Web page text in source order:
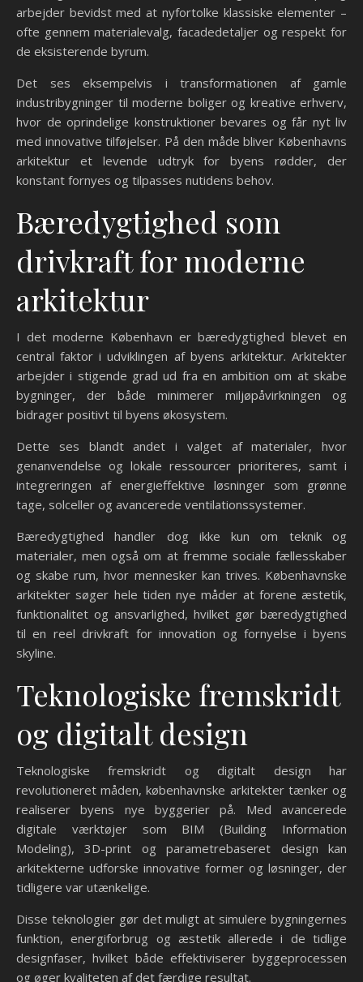
arbejder bevidst med at nyfortolke klassiske elementer –
ofte gennem materialevalg, facadedetaljer og respekt for
de eksisterende byrum.
Det ses eksempelvis i transformationen af gamle
industribygninger til moderne boliger og kreative erhverv,
hvor de oprindelige konstruktioner bevares og får nyt liv
med innovative tilføjelser. På den måde bliver Københavns
arkitektur et levende udtryk for byens rødder, der
konstant fornyes og tilpasses nutidens behov.
Bæredygtighed som
drivkraft for moderne
arkitektur
I det moderne København er bæredygtighed blevet en
central faktor i udviklingen af byens arkitektur. Arkitekter
arbejder i stigende grad ud fra en ambition om at skabe
bygninger, der både minimerer miljøpåvirkningen og
bidrager positivt til byens økosystem.
Dette ses blandt andet i valget af materialer, hvor
genanvendelse og lokale ressourcer prioriteres, samt i
integreringen af energieffektive løsninger som grønne
tage, solceller og avancerede ventilationssystemer.
Bæredygtighed handler dog ikke kun om teknik og
materialer, men også om at fremme sociale fællesskaber
og skabe rum, hvor mennesker kan trives. Københavnske
arkitekter søger hele tiden nye måder at forene æstetik,
funktionalitet og ansvarlighed, hvilket gør bæredygtighed
til en reel drivkraft for innovation og fornyelse i byens
skyline.
Teknologiske fremskridt
og digitalt design
Teknologiske fremskridt og digitalt design har
revolutioneret måden, københavnske arkitekter tænker og
realiserer byens nye byggerier på. Med avancerede
digitale værktøjer som BIM (Building Information
Modeling), 3D-print og parametrebaseret design kan
arkitekterne udforske innovative former og løsninger, der
tidligere var utænkelige.
Disse teknologier gør det muligt at simulere bygningernes
funktion, energiforbrug og æstetik allerede i de tidlige
designfaser, hvilket både effektiviserer byggeprocessen
og øger kvaliteten af det færdige resultat.